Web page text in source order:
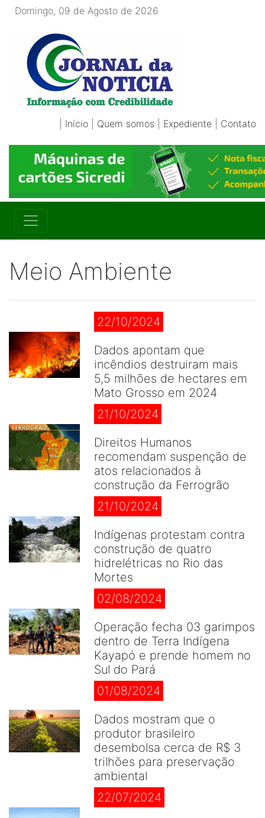
Domingo, 09 de Agosto de 2026
Início Quem somos Expediente Contato
Meio Ambiente
22/10/2024
Dados apontam que
incêndios destruiram mais
5,5 milhões de hectares em
Mato Grosso em 2024
21/10/2024
Direitos Humanos
recomendam suspenção de
atos relacionados à
construção da Ferrogrão
21/10/2024
Indígenas protestam contra
construção de quatro
hidrelétricas no Rio das
Mortes
02/08/2024
Operação fecha 03 garimpos
dentro de Terra Indígena
Kayapó e prende homem no
Sul do Pará
01/08/2024
Dados mostram que o
produtor brasileiro
desembolsa cerca de R$ 3
trilhões para preservação
ambiental
22/07/2024